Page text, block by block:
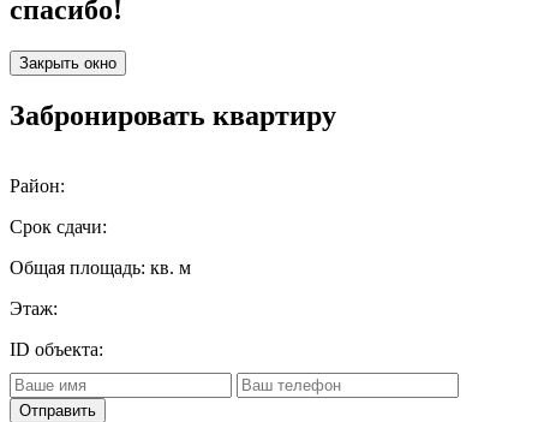
спасибо!
Закрыть окно
Забронировать квартиру
Район:
Срок сдачи:
Общая площадь: кв. м
Этаж:
ID объекта:
Отправить